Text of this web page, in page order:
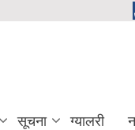
सूचना ग्यालरी